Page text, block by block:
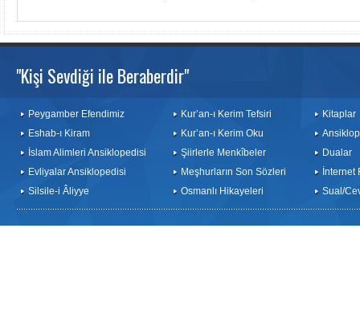
"Kişi Sevdiği ile Beraberdir"
Peygamber Efendimiz
Eshab-ı Kiram
İslam Alimleri Ansiklopedisi
Evliyalar Ansiklopedisi
Silsile-i Âliyye
Kur’an-ı Kerim Tefsiri
Kur’an-ı Kerim Oku
Şiirlerle Menkîbeler
Meşhurların Son Sözleri
Osmanlı Hikayeleri
Kitaplar
Dualar
İnternet
Sual/